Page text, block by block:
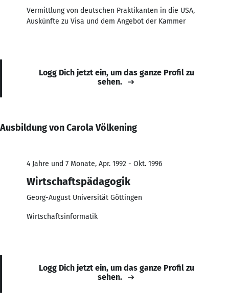
Vermittlung von deutschen Praktikanten in die USA,
Auskünfte zu Visa und dem Angebot der Kammer
Logg Dich jetzt ein, um das ganze Profil zu
sehen.
Ausbildung von Carola Völkening
4 Jahre und 7 Monate, Apr. 1992 - Okt. 1996
Wirtschaftspädagogik
Georg-August Universität Göttingen
Wirtschaftsinformatik
Logg Dich jetzt ein, um das ganze Profil zu
sehen.